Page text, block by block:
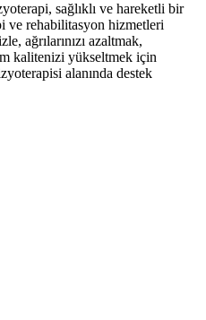
sağlıklı ve hareketli bir
ve rehabilitasyon hizmetleri
ağrılarınızı azaltmak,
kalitenizi yükseltmek için
alanında destek